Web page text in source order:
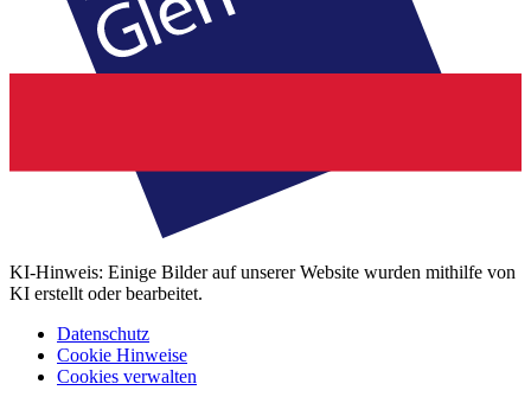
KI-Hinweis: Einige Bilder auf unserer Website wurden mithilfe von
KI erstellt oder bearbeitet.
Datenschutz
Cookie Hinweise
Cookies verwalten